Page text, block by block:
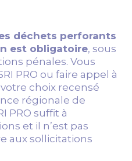
déchets perforants
est obligatoire, sous
pénales. Vous
PRO ou faire appel à
choix recensé
régionale de
PRO suffit à
et il n’est pas
aux sollicitations